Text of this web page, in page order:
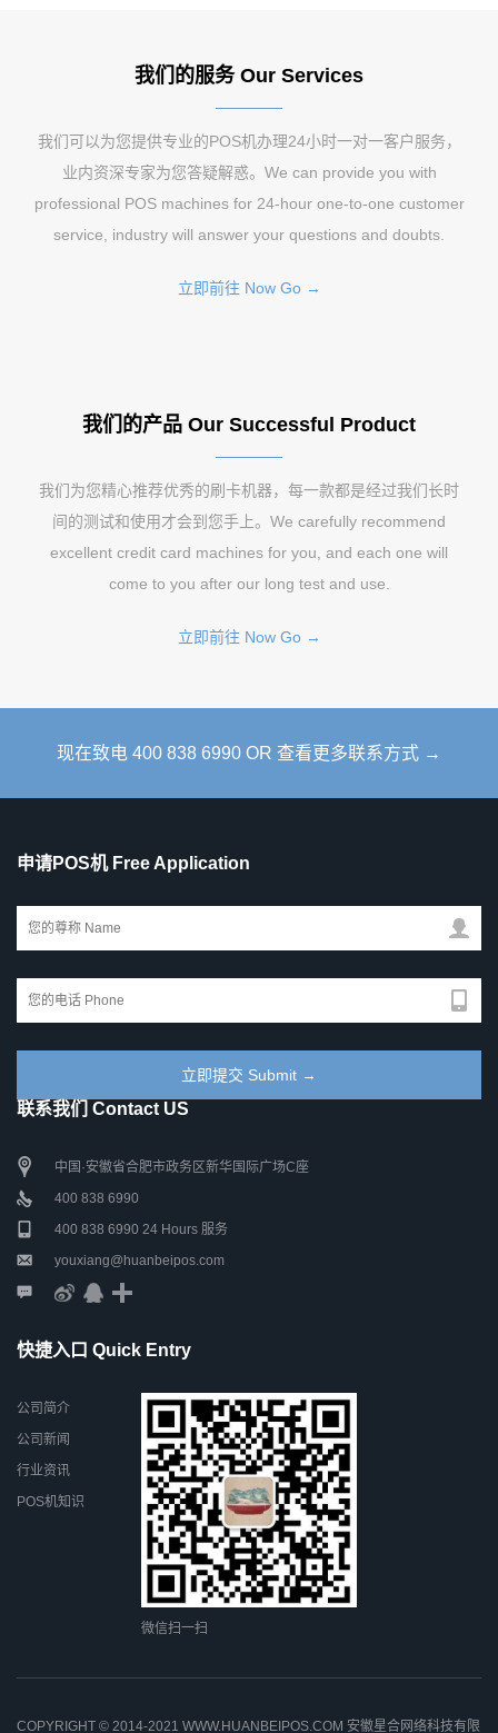
我们的服务 Our Services
我们可以为您提供专业的POS机办理24小时一对一客户服务，
业内资深专家为您答疑解惑。We can provide you with
professional POS machines for 24-hour one-to-one customer
service, industry will answer your questions and doubts.
立即前往 Now Go →
我们的产品 Our Successful Product
我们为您精心推荐优秀的刷卡机器，每一款都是经过我们长时
间的测试和使用才会到您手上。We carefully recommend
excellent credit card machines for you, and each one will
come to you after our long test and use.
立即前往 Now Go →
现在致电 400 838 6990 OR 查看更多联系方式 →
申请POS机 Free Application
联系我们 Contact US
中国·安徽省合肥市政务区新华国际广场C座
400 838 6990
400 838 6990 24 Hours 服务
youxiang@huanbeipos.com
快捷入口 Quick Entry
公司简介
公司新闻
行业资讯
POS机知识
微信扫一扫
COPYRIGHT © 2014-2021 WWW.HUANBEIPOS.COM 安徽星合网络科技有限